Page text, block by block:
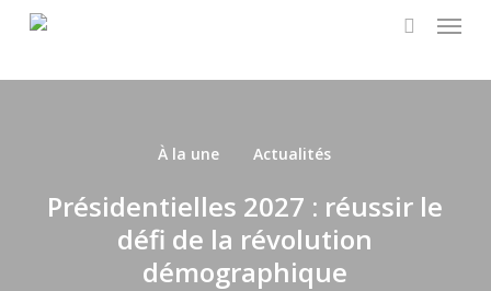
Menu
À la une Actualités
Présidentielles 2027 : réussir le
défi de la révolution
démographique